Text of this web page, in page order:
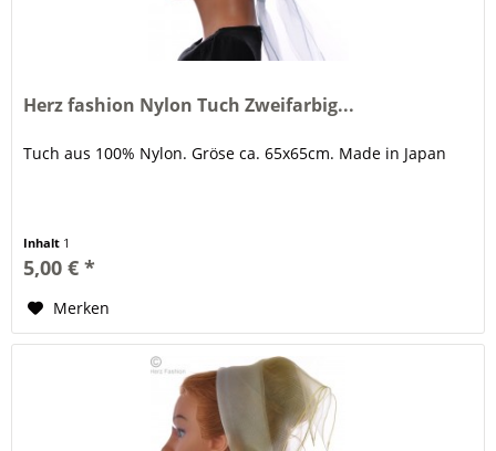
Herz fashion Nylon Tuch Zweifarbig...
Tuch aus 100% Nylon. Gröse ca. 65x65cm. Made in Japan
Inhalt 1
5,00 € *
Merken